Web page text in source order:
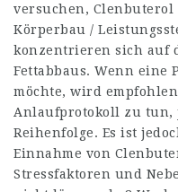
versuchen,
Körperbau /
konzentrieren sich auf
Fettabbaus. Wenn eine
möchte, wird
Anlaufprotokoll zu tun,
Reihenfolge. Es ist
Einnahme von
Stressfaktoren und